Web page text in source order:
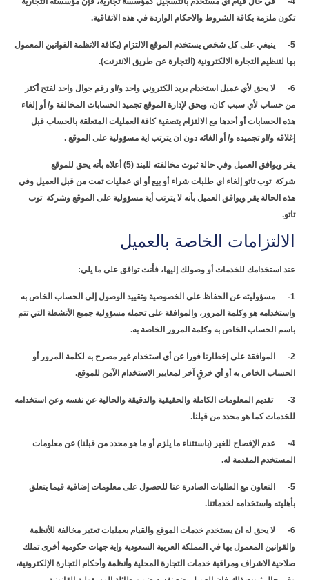
تكون ملزمة بكافة الشروط والاحكام الواردة في هذه الاتفاقية.
5- ينبغي على كل شخص يستخدم الموقع الالتزام (بكافة الانظمة القوانين المعمول
بها لتنظيم التجارة الالكترونية (التجارة عن طريق الانترنت).
6- لا يحق لأي عميل استخدام بريد الكتروني واحد و/او رقم جوال واحد لفتح أكثر
من حساب لأي سبب كان، ويحق لإدارة الموقع تجميد الحسابات المخالفة و/ أو إلغاء
هذه الحسابات أو أحدها مع الالتزام بتصفية كافة العمليات المتعلقة بالحساب قبل
إغلاقه و/او تجميده و/ أو الغائه دون ان يترتب اية مسؤولية على الموقع .
يقر ويوافق العميل وفي حالة ثبوت مخالفته للبند (5) أعلاه بأنه يحق للموقع
شركة توب تاتو إلغاء اي طلبات شراء أو بيع أو اي عمليات تمت من قبل العميل وفي
هذه الحالة يقر ويوافق العميل بأنه لا يترتب أية مسؤولية على الموقع وشركة توب
تاتو.
الالتزامات الخاصة بالعميل
عند استخدامك للخدمات أو وصولك إليها، فأنت توافق على ما يلي:
1- مسؤوليته عن الحفاظ على الخصوصية وتقييد الوصول إلى الحساب الخاص به
واستخدامه هو وكلمة المرور، والموافقة على تحمله مسؤولية جميع الأنشطة التي تتم
باسم الحساب الخاص به وكلمة المرور الخاصة به.
2- الموافقة على إخطارنا فورا عن أي استخدام غير مصرح به لكلمة المرور أو
الحساب الخاص به أو أي خرقٍ آخر لمعايير الاستخدام الآمن للموقع.
3- تقديم المعلومات الكاملة والحقيقية والدقيقة والحالية عن نفسه وعن استخدامه
للخدمات كما هو محدد من قبلنا.
4- عدم الإفصاح للغير (باستثناء ما يلزم أو ما هو محدد من قبلنا) عن معلومات
المستخدم المقدمة له.
5- التعاون مع الطلبات الصادرة عنا للحصول على معلومات إضافية فيما يتعلق
بأهليته واستخدامه لخدماتنا.
6- لا يحق له ان يستخدم خدمات الموقع والقيام بعمليات تعتبر مخالفة للأنظمة
والقوانين المعمول بها في المملكة العربية السعودية واية جهات حكومية أخرى تملك
صلاحية الاشراف ومراقبة خدمات التجارة المحلية وأنظمة وأحكام التجارة الإلكترونية،